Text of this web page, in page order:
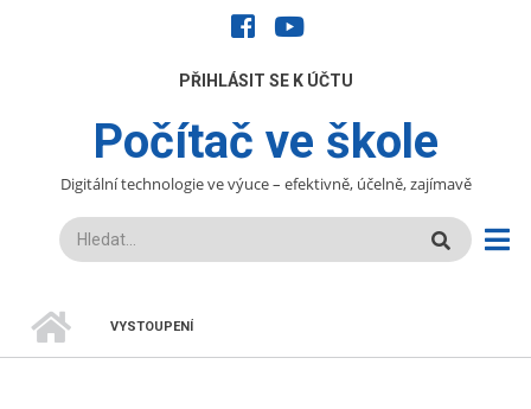
facebookyoutube
UŽIVATELÉPŘIHLÁSIT SE K ÚČTU
Počítač ve škole
Digitální technologie ve výuce – efektivně, účelně, zajímavě
Hledat
DROBEČKOVÁ
VYSTOUPENÍ